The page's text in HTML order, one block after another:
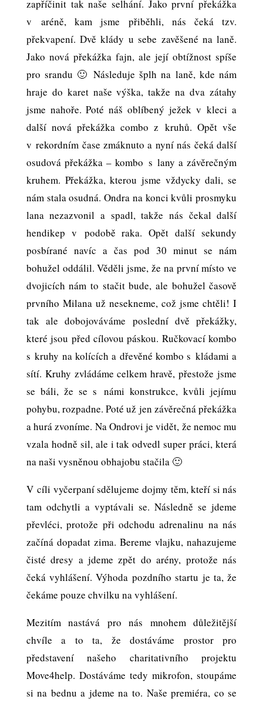
zapříčinit tak naše selhání. Jako první překážka
v aréně, kam jsme přiběhli, nás čeká tzv.
překvapení. Dvě klády u sebe zavěšené na laně.
Jako nová překážka fajn, ale její obtížnost spíše
pro srandu 🙂 Následuje šplh na laně, kde nám
hraje do karet naše výška, takže na dva zátahy
jsme nahoře. Poté náš oblíbený ježek v kleci a
další nová překážka combo z kruhů. Opět vše
v rekordním čase zmáknuto a nyní nás čeká další
osudová překážka – kombo s lany a závěrečným
kruhem. Překážka, kterou jsme vždycky dali, se
nám stala osudná. Ondra na konci kvůli prosmyku
lana nezazvonil a spadl, takže nás čekal další
hendikep v podobě raka. Opět další sekundy
posbírané navíc a čas pod 30 minut se nám
bohužel oddálil. Věděli jsme, že na první místo ve
dvojicích nám to stačit bude, ale bohužel časově
prvního Milana už nesekneme, což jsme chtěli! I
tak ale dobojováváme poslední dvě překážky,
které jsou před cílovou páskou. Ručkovací kombo
s kruhy na kolících a dřevěné kombo s kládami a
sítí. Kruhy zvládáme celkem hravě, přestože jsme
se báli, že se s námi konstrukce, kvůli jejímu
pohybu, rozpadne. Poté už jen závěrečná překážka
a hurá zvoníme. Na Ondrovi je vidět, že nemoc mu
vzala hodně sil, ale i tak odvedl super práci, která
na naši vysněnou obhajobu stačila 🙂
V cíli vyčerpaní sdělujeme dojmy těm, kteří si nás
tam odchytli a vyptávali se. Následně se jdeme
převléci, protože při odchodu adrenalinu na nás
začíná dopadat zima. Bereme vlajku, nahazujeme
čisté dresy a jdeme zpět do arény, protože nás
čeká vyhlášení. Výhoda pozdního startu je ta, že
čekáme pouze chvilku na vyhlášení.
Mezitím nastává pro nás mnohem důležitější
chvíle a to ta, že dostáváme prostor pro
představení našeho charitativního projektu
Move4help. Dostáváme tedy mikrofon, stoupáme
si na bednu a jdeme na to. Naše premiéra, co se